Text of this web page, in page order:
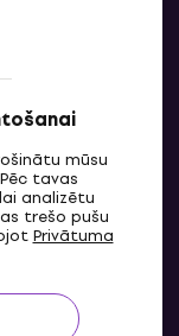
mūsu
tavas
analizētu
trešo pušu
Privātuma